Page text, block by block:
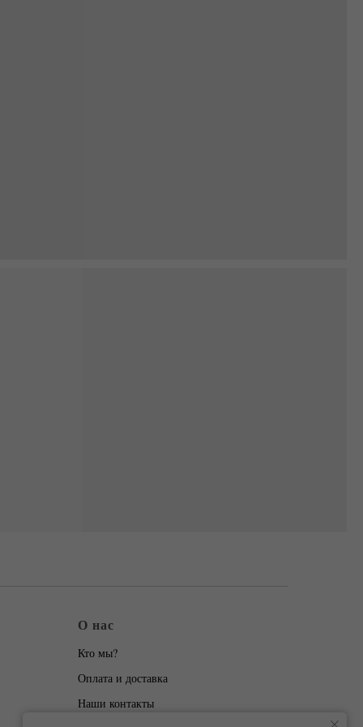
О нас
Кто мы?
Оплата и доставка
Наши контакты